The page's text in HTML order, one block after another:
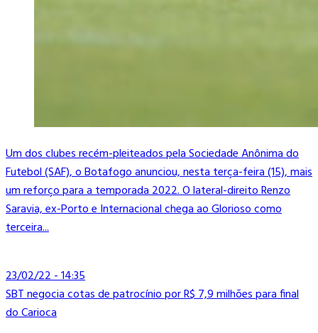
Um dos clubes recém-pleiteados pela Sociedade Anônima do
Futebol (SAF), o Botafogo anunciou, nesta terça-feira (15), mais
um reforço para a temporada 2022. O lateral-direito Renzo
Saravia, ex-Porto e Internacional chega ao Glorioso como
terceira...
23/02/22 - 14:35
SBT negocia cotas de patrocínio por R$ 7,9 milhões para final
do Carioca